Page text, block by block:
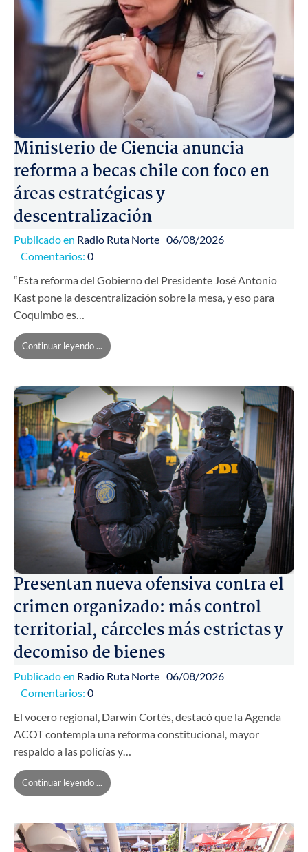
Ministerio de Ciencia anuncia
reforma a becas chile con foco en
áreas estratégicas y
descentralización
Publicado en Radio Ruta Norte 06/08/2026
Comentarios: 0
“Esta reforma del Gobierno del Presidente José Antonio
Kast pone la descentralización sobre la mesa, y eso para
Coquimbo es…
Continuar leyendo ...
Presentan nueva ofensiva contra el
crimen organizado: más control
territorial, cárceles más estrictas y
decomiso de bienes
Publicado en Radio Ruta Norte 06/08/2026
Comentarios: 0
El vocero regional, Darwin Cortés, destacó que la Agenda
ACOT contempla una reforma constitucional, mayor
respaldo a las policías y…
Continuar leyendo ...